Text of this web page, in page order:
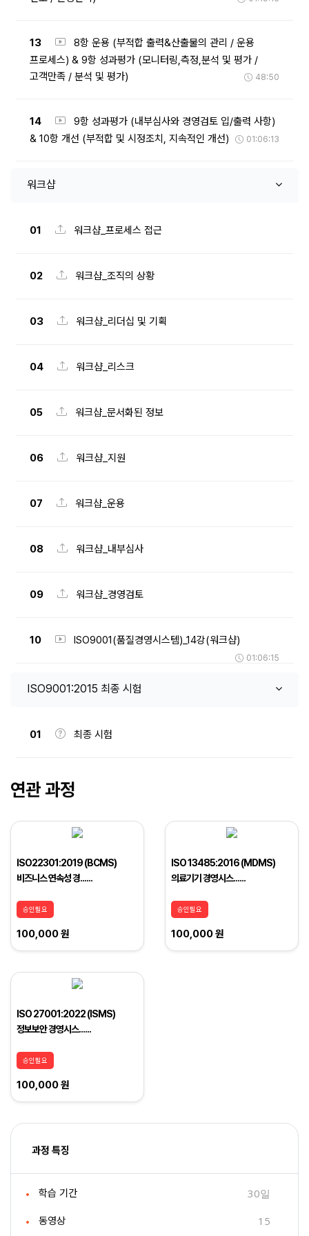
13
8항 운용 (부적합 출력&산출물의 관리 / 운용
프로세스) & 9항 성과평가 (모니터링,측정,분석 및 평가 /
고객만족 / 분석 및 평가)
48:50
14
9항 성과평가 (내부심사와 경영검토 입/출력 사항)
& 10항 개선 (부적합 및 시정조치, 지속적인 개선)
01:06:13
워크샵
01 워크샵_프로세스 접근
02 워크샵_조직의 상황
03 워크샵_리더십 및 기획
04 워크샵_리스크
05 워크샵_문서화된 정보
06 워크샵_지원
07 워크샵_운용
08 워크샵_내부심사
09 워크샵_경영검토
10 ISO9001(품질경영시스템)_14강(워크샵)
01:06:15
ISO9001:2015 최종 시험
01 최종 시험
연관 과정
ISO22301:2019 (BCMS)
비즈니스 연속성 경......
승인필요
100,000 원
ISO 13485:2016 (MDMS)
의료기기 경영시스......
승인필요
100,000 원
ISO 27001:2022 (ISMS)
정보보안 경영시스......
승인필요
100,000 원
과정 특징
학습 기간 30일
동영상 15